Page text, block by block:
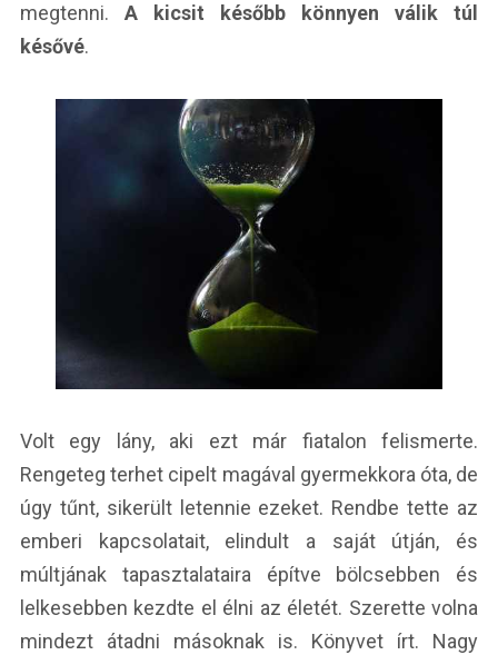
megtenni. A kicsit később könnyen válik túl
késővé.
Volt egy lány, aki ezt már fiatalon felismerte.
Rengeteg terhet cipelt magával gyermekkora óta, de
úgy tűnt, sikerült letennie ezeket. Rendbe tette az
emberi kapcsolatait, elindult a saját útján, és
múltjának tapasztalataira építve bölcsebben és
lelkesebben kezdte el élni az életét. Szerette volna
mindezt átadni másoknak is. Könyvet írt. Nagy